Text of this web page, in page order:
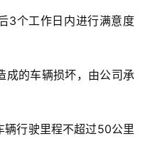
3个工作日内进行满意度
成的车辆损坏，由公司承
辆行驶里程不超过50公里